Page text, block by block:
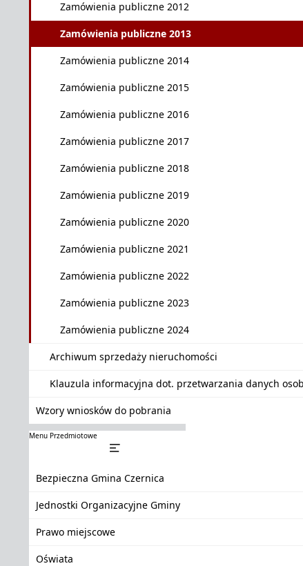
Zamówienia publiczne 2012
Zamówienia publiczne 2013
Zamówienia publiczne 2014
Zamówienia publiczne 2015
Zamówienia publiczne 2016
Zamówienia publiczne 2017
Zamówienia publiczne 2018
Zamówienia publiczne 2019
Zamówienia publiczne 2020
Zamówienia publiczne 2021
Zamówienia publiczne 2022
Zamówienia publiczne 2023
Zamówienia publiczne 2024
Archiwum sprzedaży nieruchomości
Klauzula informacyjna dot. przetwarzania danych
Wzory wniosków do pobrania
Menu Przedmiotowe
Bezpieczna Gmina Czernica
Jednostki Organizacyjne Gminy
Prawo miejscowe
Oświata